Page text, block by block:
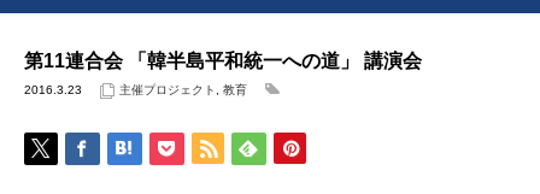
第11連合会 「韓半島平和統一への道」 講演会
2016.3.23 主催プロジェクト 教育